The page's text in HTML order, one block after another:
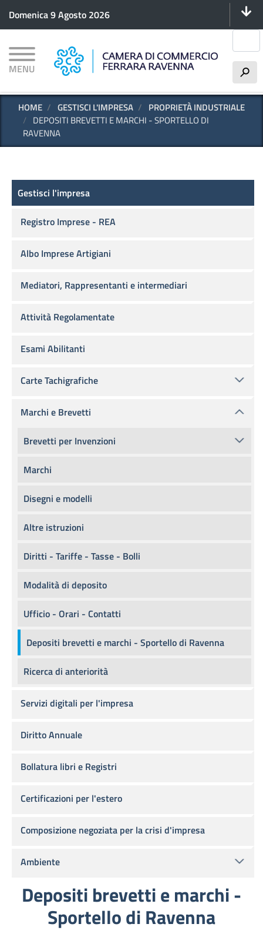
principale
Domenica 9 Agosto 2026
MENU h
HOME GESTISCI L'IMPRESA
PROPRIETÀ INDUSTRIALE
DEPOSITI BREVETTI E MARCHI - SPORTELLO DI
RAVENNA
Depositi brevetti e marchi -
Sportello di Ravenna
Gestisci l'impresa
Gestisci l'impresa
Registro Imprese - REA
Albo Imprese Artigiani
Mediatori, Rappresentanti e intermediari
Attività Regolamentate
Esami Abilitanti
Carte Tachigrafiche
Marchi e Brevetti
Brevetti per Invenzioni
Marchi
Disegni e modelli
Altre istruzioni
Diritti - Tariffe - Tasse - Bolli
Modalità di deposito
Ufficio - Orari - Contatti
Depositi brevetti e marchi - Sportello di Ravenna
Ricerca di anteriorità
Servizi digitali per l'impresa
Diritto Annuale
Bollatura libri e Registri
Certificazioni per l'estero
Composizione negoziata per la crisi d'impresa
Ambiente